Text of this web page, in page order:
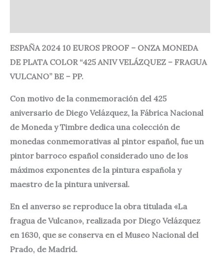
ESPAÑA 2024 10 EUROS PROOF – ONZA MONEDA
DE PLATA COLOR “425 ANIV VELÁZQUEZ – FRAGUA
VULCANO” BE – PP.
Con motivo de la conmemoración del 425
aniversario de Diego Velázquez, la Fábrica Nacional
de Moneda y Timbre dedica una colección de
monedas conmemorativas al pintor español, fue un
pintor barroco español considerado uno de los
máximos exponentes de la pintura española y
maestro de la pintura universal.
En el anverso se reproduce la obra titulada «La
fragua de Vulcano», realizada por Diego Velázquez
en 1630, que se conserva en el Museo Nacional del
Prado, de Madrid.